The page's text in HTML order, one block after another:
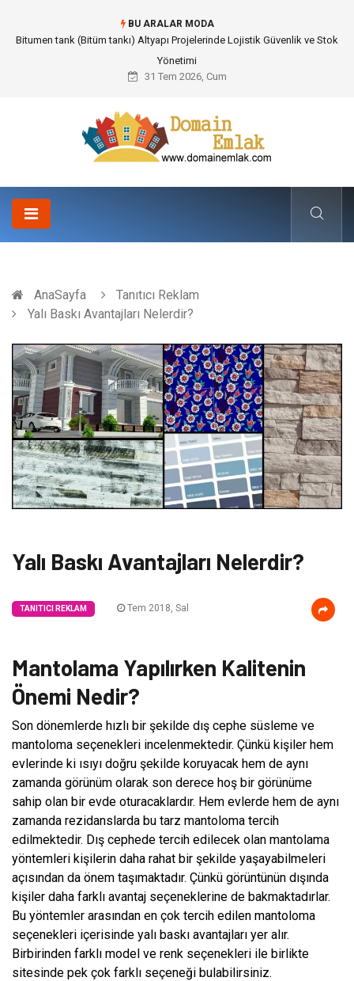
BU ARALAR MODA
Güvenilir Chip Satışı: Kesintisiz Poker Deneyimi İçin Profesyonel Destek
31 Tem 2026, Cum
AnaSayfa
Tanıtıcı Reklam
Yalı Baskı Avantajları Nelerdir?
Yalı Baskı Avantajları Nelerdir?
TANITICI REKLAM Tem 2018, Sal
Mantolama Yapılırken Kalitenin
Önemi Nedir?
Son dönemlerde hızlı bir şekilde dış cephe süsleme ve
mantoloma seçenekleri incelenmektedir. Çünkü kişiler hem
evlerinde ki ısıyı doğru şekilde koruyacak hem de aynı
zamanda görünüm olarak son derece hoş bir görünüme
sahip olan bir evde oturacaklardır. Hem evlerde hem de aynı
zamanda rezidanslarda bu tarz mantoloma tercih
edilmektedir. Dış cephede tercih edilecek olan mantolama
yöntemleri kişilerin daha rahat bir şekilde yaşayabilmeleri
açısından da önem taşımaktadır. Çünkü görüntünün dışında
kişiler daha farklı avantaj seçeneklerine de bakmaktadırlar.
Bu yöntemler arasından en çok tercih edilen mantoloma
seçenekleri içerisinde yalı baskı avantajları yer alır.
Birbirinden farklı model ve renk seçenekleri ile birlikte
sitesinde pek çok farklı seçeneği bulabilirsiniz.